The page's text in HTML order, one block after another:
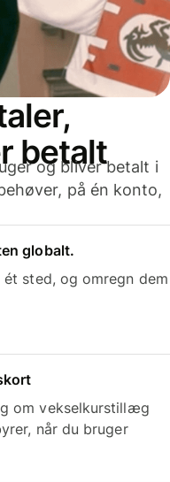
betalt
og bliver betalt i
på én konto,
globalt.
sted, og omregn dem
om vekselkurstillæg
når du bruger